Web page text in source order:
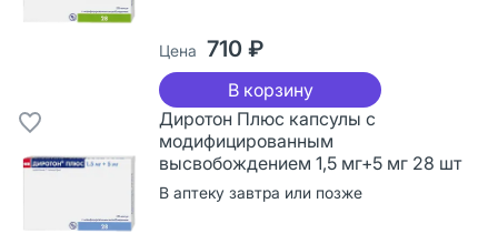
Цена 710 ₽
В корзину
Диротон Плюс капсулы с
модифицированным
высвобождением 1,5 мг+5 мг 28 шт
В аптеку завтра или позже